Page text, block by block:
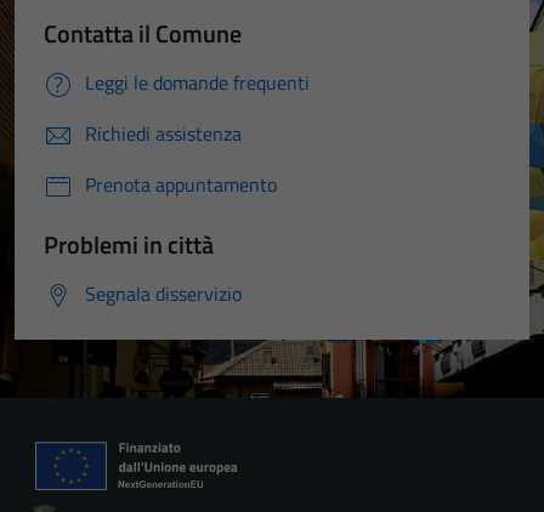
Contatta il Comune
Leggi le domande frequenti
Richiedi assistenza
Prenota appuntamento
Problemi in città
Segnala disservizio